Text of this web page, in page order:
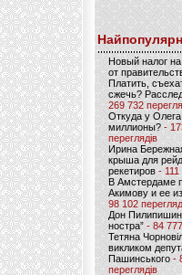
Новый налог
от
Платить,
сжечь?
269 732
Откуда у
миллионы? -
переглядів
Ирина
крыша для
рекетиров - 111
В Амстердаме
Акимову и ее
98 102
Дон Пилипишин
ностра” - 84
Тетяна
викликом
Пашинського-
переглядів